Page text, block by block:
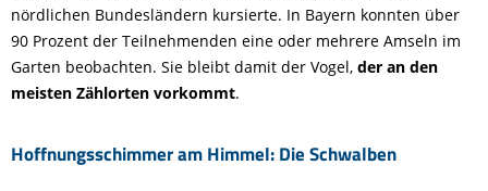
nördlichen Bundesländern kursierte. In Bayern konnten über
90 Prozent der Teilnehmenden eine oder mehrere Amseln im
Garten beobachten. Sie bleibt damit der Vogel, der an den
meisten Zählorten vorkommt.
Hoffnungsschimmer am Himmel: Die Schwalben